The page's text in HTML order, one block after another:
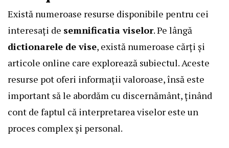
Există numeroase resurse disponibile pentru cei
interesați de semnificatia viselor. Pe lângă
dictionarele de vise, există numeroase cărți și
articole online care explorează subiectul. Aceste
resurse pot oferi informații valoroase, însă este
important să le abordăm cu discernământ, ținând
cont de faptul că interpretarea viselor este un
proces complex și personal.